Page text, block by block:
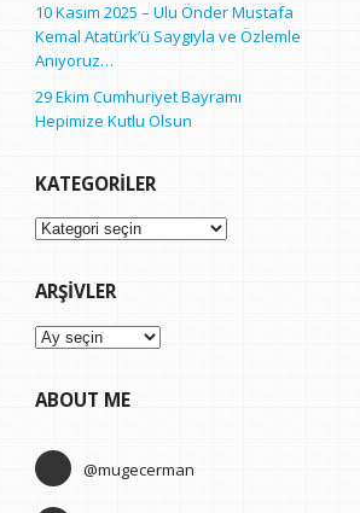
10 Kasım 2025 – Ulu Önder Mustafa
Kemal Atatürk’ü Saygıyla ve Özlemle
Anıyoruz…
29 Ekim Cumhuriyet Bayramı
Hepimize Kutlu Olsun
KATEGORILER
Kategoriler
ARŞIVLER
Arşivler
ABOUT ME
@mugecerman